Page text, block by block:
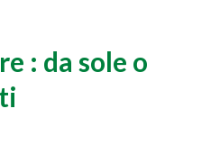
: da sole o